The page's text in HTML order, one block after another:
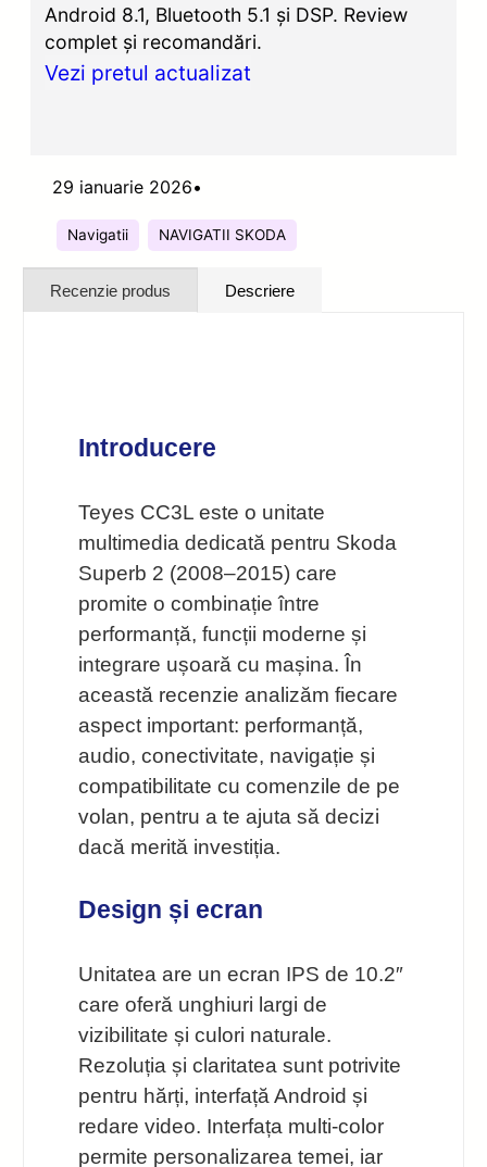
Android 8.1, Bluetooth 5.1 și DSP. Review
complet și recomandări.
Vezi pretul actualizat
29 ianuarie 2026•
Navigatii NAVIGATII SKODA
Recenzie produs Descriere
Introducere
Teyes CC3L este o unitate
multimedia dedicată pentru Skoda
Superb 2 (2008–2015) care
promite o combinație între
performanță, funcții moderne și
integrare ușoară cu mașina. În
această recenzie analizăm fiecare
aspect important: performanță,
audio, conectivitate, navigație și
compatibilitate cu comenzile de pe
volan, pentru a te ajuta să decizi
dacă merită investiția.
Design și ecran
Unitatea are un ecran IPS de 10.2″
care oferă unghiuri largi de
vizibilitate și culori naturale.
Rezoluția și claritatea sunt potrivite
pentru hărți, interfață Android și
redare video. Interfața multi-color
permite personalizarea temei, iar